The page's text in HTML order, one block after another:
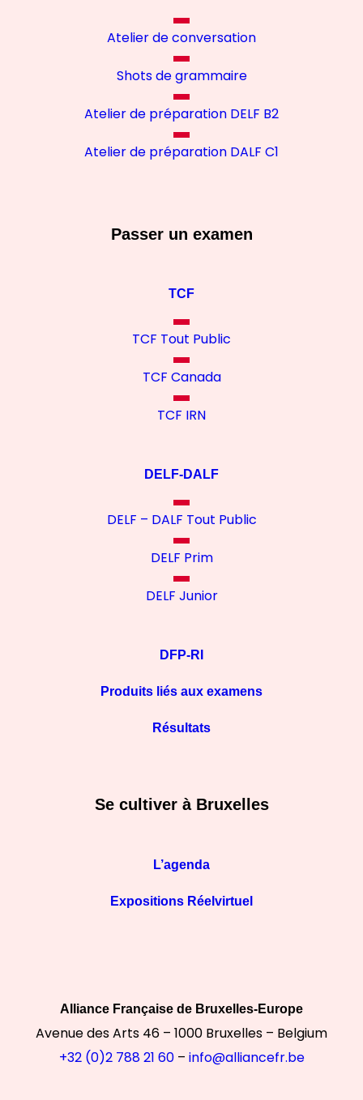
Atelier de conversation
Shots de grammaire
Atelier de préparation DELF B2
Atelier de préparation DALF C1
Passer un examen
TCF
TCF Tout Public
TCF Canada
TCF IRN
DELF-DALF
DELF – DALF Tout Public
DELF Prim
DELF Junior
DFP-RI
Produits liés aux examens
Résultats
Se cultiver à Bruxelles
L’agenda
Expositions Réelvirtuel
Alliance Française de Bruxelles-Europe
Avenue des Arts 46 – 1000 Bruxelles – Belgium
+32 (0)2 788 21 60– info@alliancefr.be